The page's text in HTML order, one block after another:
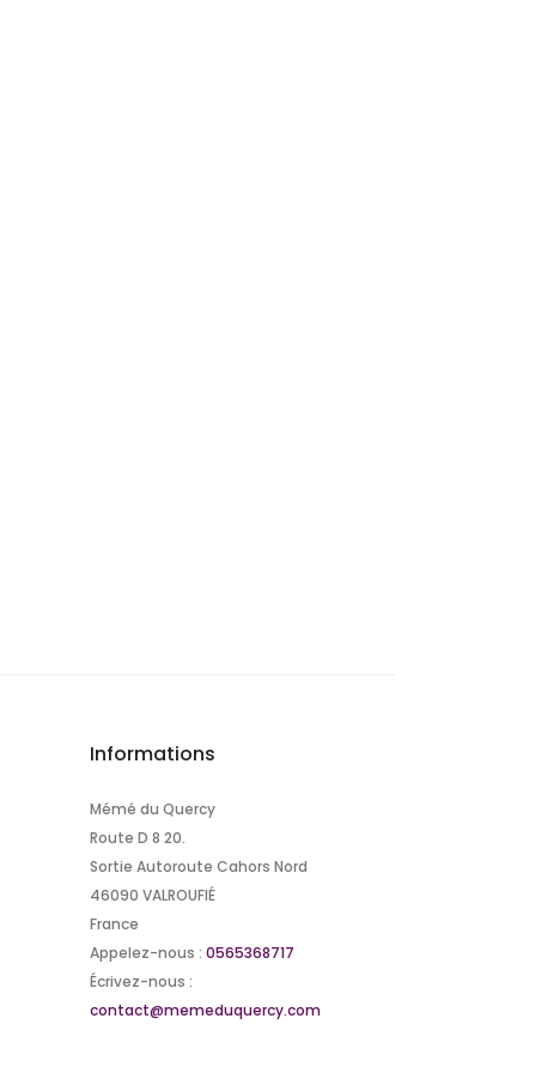
Informations
Mémé du Quercy
Route D 8 20.
Sortie Autoroute Cahors Nord
46090 VALROUFIÉ
France
Appelez-nous : 0565368717
Écrivez-nous :
contact@memeduquercy.com